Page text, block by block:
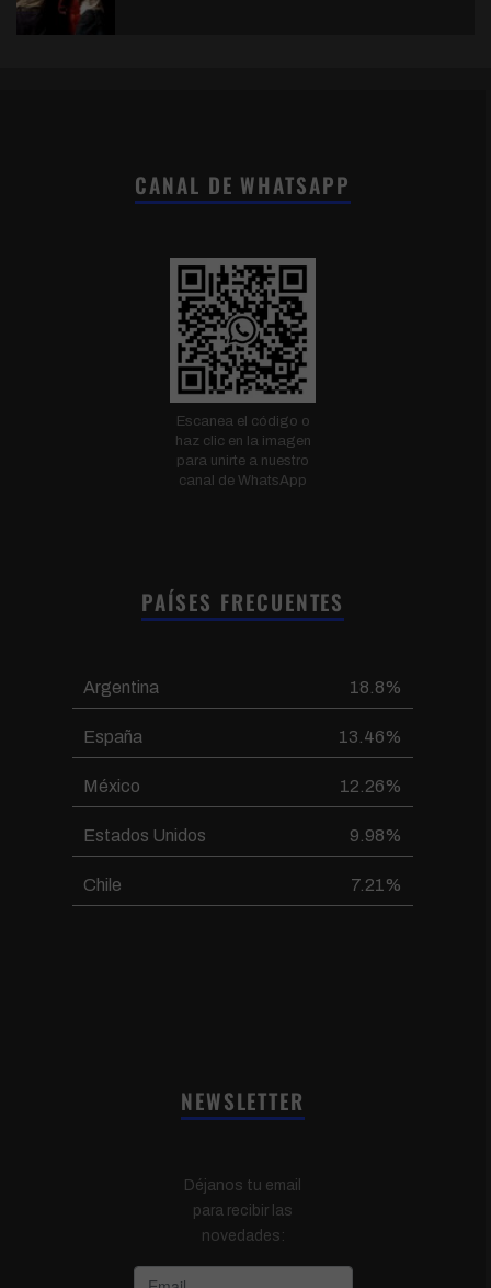
CANAL DE WHATSAPP
Escanea el código o
haz clic en la imagen
para unirte a nuestro
canal de WhatsApp
PAÍSES FRECUENTES
Argentina 18.8%
España 13.46%
México 12.26%
Estados Unidos 9.98%
Chile 7.21%
NEWSLETTER
Déjanos tu email
para recibir las
novedades: